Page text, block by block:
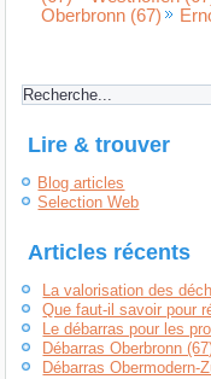
Oberbronn (67)
Lire & trouver
Blog articles
Selection Web
Articles récents
La valorisation des
Que faut-il savoir pour
Le débarras pour les
Débarras Oberbronn
Débarras Obermodern-